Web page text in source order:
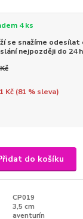
4 ks
se snažíme odesílat
nejpozději do 24
Kč (81 % sleva)
do košíku
CP019
3,5 cm
aventurín